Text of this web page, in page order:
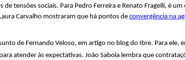
tensões sociais. Para Pedro Ferreira e Renato Fragelli, é
Carvalho mostraram que há pontos de convergência na
de Fernando Veloso, em artigo no blog do Ibre. Para ele,
atender às expectativas. João Saboia lembra que